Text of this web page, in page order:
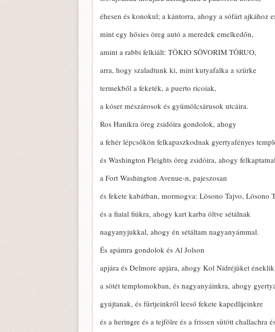
éhesen és konokul; a kántorra, ahogy a sófárt ajkához
mint egy hősies öreg autó a meredek emelkedőn,
amint a rabbi felkiált: TÖKIO SÖVORIM TÖRUO,
arra, hogy szaladtunk ki, mint kutyafalka a szürke
termekből a feketék, a puerto ricoiak,
a kóser mészárosok és gyümölcsárusok utcáira.
Ros Hanikra öreg zsidóira gondolok, ahogy
a fehér lépcsőkön felkapaszkodnak gyertyafényes
és Washington Fleights öreg zsidóira, ahogy
a Fort Washington Avenue-n, pajeszosan
és fekete kabátban, mormogva: Lösono Tajvo, Lösono
és a fiatal fiúkra, ahogy kart karba öltve sétálnak
nagyanyjukkal, ahogy én sétáltam nagyanyámmal.
És apámra gondolok és Al Jolson
apjára és Delmore apjára, ahogy Kol Nidréjüket éneklik
a sötét templomokban, és nagyanyáinkra, ahogy
gyújtanak, és fürtjeinkről leeső fekete kapedlijeinkre
és a heringre és a tejfölre és a frissen sütött challachra